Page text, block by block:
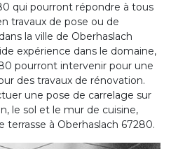
qui pourront répondre à tous
travaux de pose ou de
la ville de Oberhaslach
expérience dans le domaine,
pourront intervenir pour une
des travaux de rénovation.
une pose de carrelage sur
le sol et le mur de cuisine,
terrasse à Oberhaslach 67280.